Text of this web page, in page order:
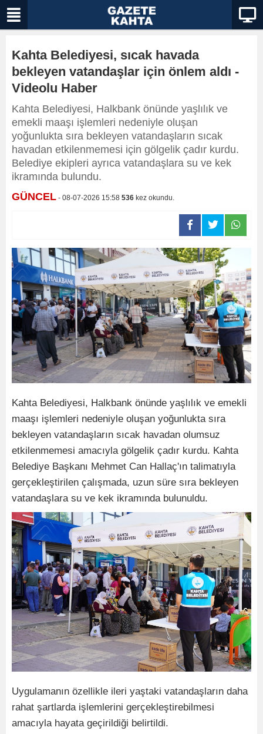
Kahta Belediyesi, sıcak havada
bekleyen vatandaşlar için önlem aldı -
Videolu Haber
Kahta Belediyesi, Halkbank önünde yaşlılık ve
emekli maaşı işlemleri nedeniyle oluşan
yoğunlukta sıra bekleyen vatandaşların sıcak
havadan etkilenmemesi için gölgelik çadır kurdu.
Belediye ekipleri ayrıca vatandaşlara su ve kek
ikramında bulundu.
GÜNCEL - 08-07-2026 15:58 536 kez okundu.
Kahta Belediyesi, Halkbank önünde yaşlılık ve emekli
maaşı işlemleri nedeniyle oluşan yoğunlukta sıra
bekleyen vatandaşların sıcak havadan olumsuz
etkilenmemesi amacıyla gölgelik çadır kurdu. Kahta
Belediye Başkanı Mehmet Can Hallaç'ın talimatıyla
gerçekleştirilen çalışmada, uzun süre sıra bekleyen
vatandaşlara su ve kek ikramında bulunuldu.
Uygulamanın özellikle ileri yaştaki vatandaşların daha
rahat şartlarda işlemlerini gerçekleştirebilmesi
amacıyla hayata geçirildiği belirtildi.